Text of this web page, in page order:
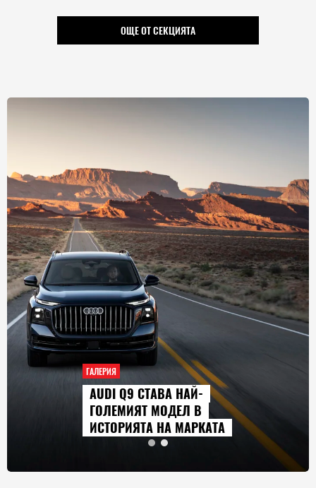
ОЩЕ ОТ СЕКЦИЯТА
ГАЛЕРИЯ
AUDI Q9 СТАВА НАЙ-
ГОЛЕМИЯТ МОДЕЛ В
ИСТОРИЯТА НА МАРКАТА